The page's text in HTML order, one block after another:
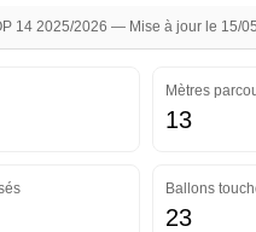
14 2025/2026 — Mise à jour le 15/
Mètres
13
Ballons
23